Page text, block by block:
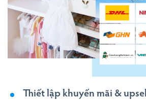
Thiết lập khuyến mãi &